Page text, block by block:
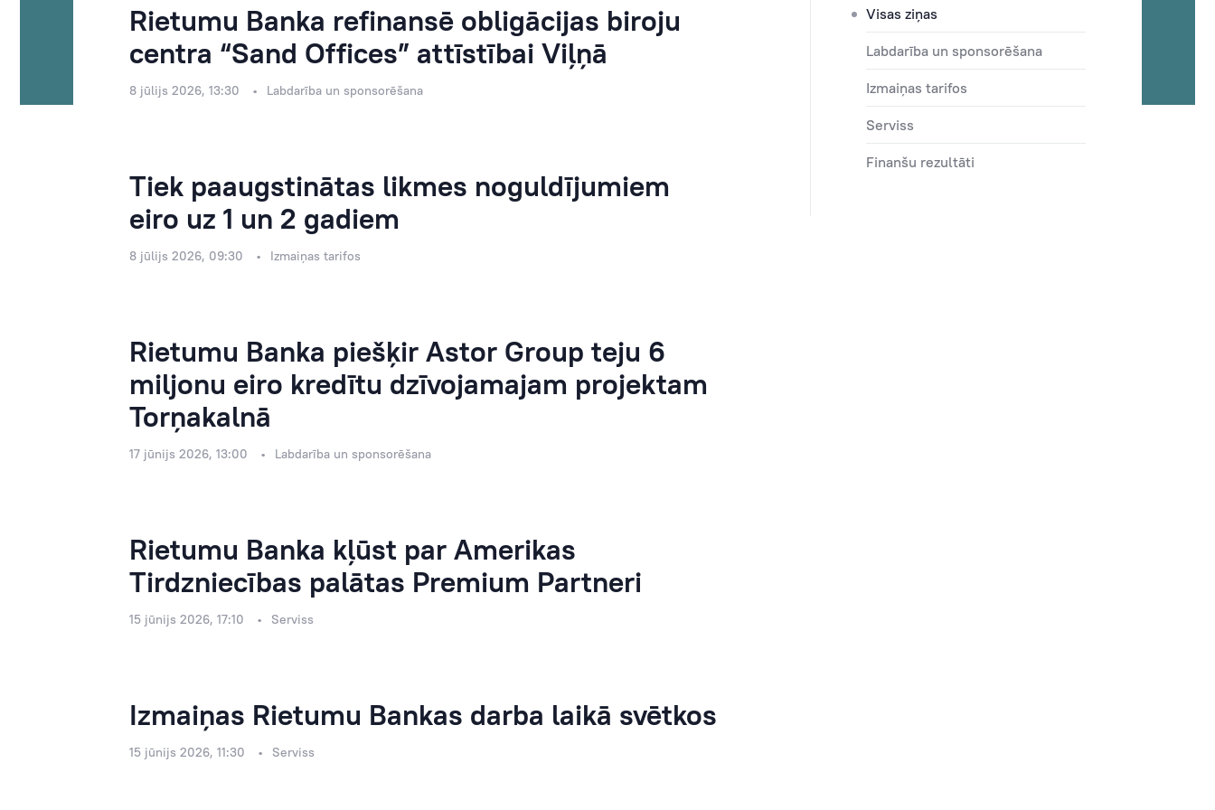
Visas ziņas
Labdarība un sponsorēšana
Izmaiņas tarifos
Serviss
Finanšu rezultāti
Rietumu Banka refinansē obligācijas biroju
centra “Sand Offices” attīstībai Viļņā
8 jūlijs 2026, 13:30 Labdarība un sponsorēšana
Tiek paaugstinātas likmes noguldījumiem
eiro uz 1 un 2 gadiem
8 jūlijs 2026, 09:30 Izmaiņas tarifos
Rietumu Banka piešķir Astor Group teju 6
miljonu eiro kredītu dzīvojamajam projektam
Torņakalnā
17 jūnijs 2026, 13:00 Labdarība un sponsorēšana
Rietumu Banka kļūst par Amerikas
Tirdzniecības palātas Premium Partneri
15 jūnijs 2026, 17:10 Serviss
Izmaiņas Rietumu Bankas darba laikā svētkos
15 jūnijs 2026, 11:30 Serviss